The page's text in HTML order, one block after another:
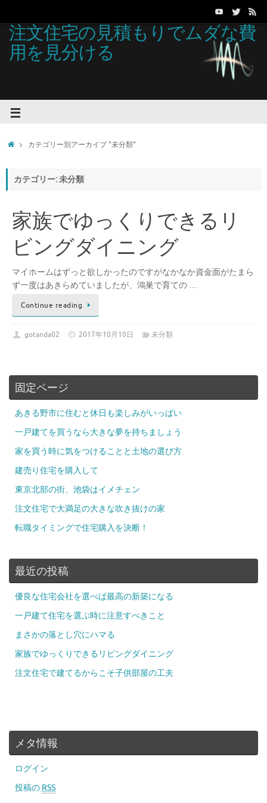
注文住宅の見積もりでムダな費
用を見分ける
カテゴリー別アーカイブ "未分類"
カテゴリー: 未分類
家族でゆっくりできるリ
ビングダイニング
マイホームはずっと欲しかったのですがなかなか資金面がたまら
ず一度はあきらめていましたが、鴻巣で育ての …
Continue reading
gotanda02 2017年10月10日 未分類
固定ページ
あきる野市に住むと休日も楽しみがいっぱい
一戸建てを買うなら大きな夢を持ちましょう
家を買う時に気をつけることと土地の選び方
建売り住宅を購入して
東京北部の街、池袋はイメチェン
注文住宅で大満足の大きな吹き抜けの家
転職タイミングで住宅購入を決断！
最近の投稿
優良な住宅会社を選べば最高の新築になる
一戸建て住宅を選ぶ時に注意すべきこと
まさかの落とし穴にハマる
家族でゆっくりできるリビングダイニング
注文住宅で建てるからこそ子供部屋の工夫
メタ情報
ログイン
投稿の RSS